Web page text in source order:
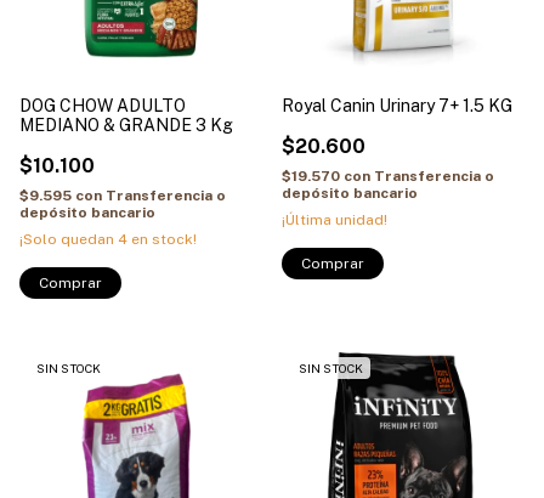
DOG CHOW ADULTO
MEDIANO & GRANDE 3 Kg
$10.100
$9.595 con Transferencia o
depósito bancario
¡Solo quedan 4 en stock!
Royal Canin Urinary 7+ 1.5 KG
$20.600
$19.570 con Transferencia o
depósito bancario
¡Última unidad!
SIN STOCK SIN STOCK